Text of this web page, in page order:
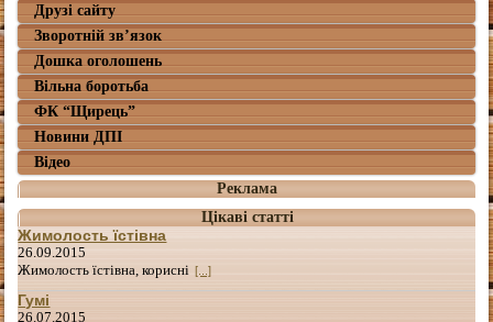
Друзі сайту
Зворотній зв’язок
Дошка оголошень
Вільна боротьба
ФК “Щирець”
Новини ДПІ
Відео
Реклама
Цікаві статті
Жимолость їстівна
26.09.2015
Жимолость їстівна, корисні [...]
Гумі
26.07.2015